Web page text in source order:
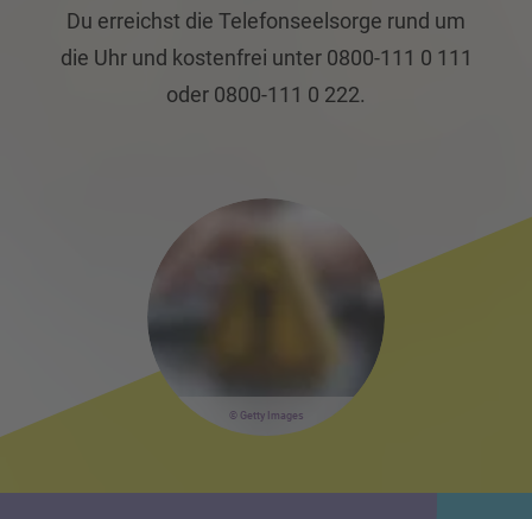
Du erreichst die Telefonseelsorge rund um
die Uhr und kostenfrei unter 0800-111 0 111
oder 0800-111 0 222.
Getty Images